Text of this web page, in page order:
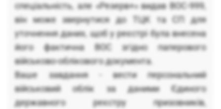
спеціальність, але «Резерв+» видав ВОС-999,
він може звернутися до ТЦК та СП для
уточнення даних, щоб у реєстрі була внесена
його фактична ВОС згідно паперового
військово-облікового документа.
Ваше завдання - вести персональний
військовий облік за даними Єдиного
державного реєстру призовників,